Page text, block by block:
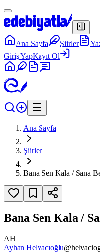
Ana Sayfa Şiirler
Giriş YapKayıt Ol
Ana Sayfa
Şiirler
Bana Sen Kala / Sana
Bana Sen Kala /
AH
Ayhan Helvacıoğlu@